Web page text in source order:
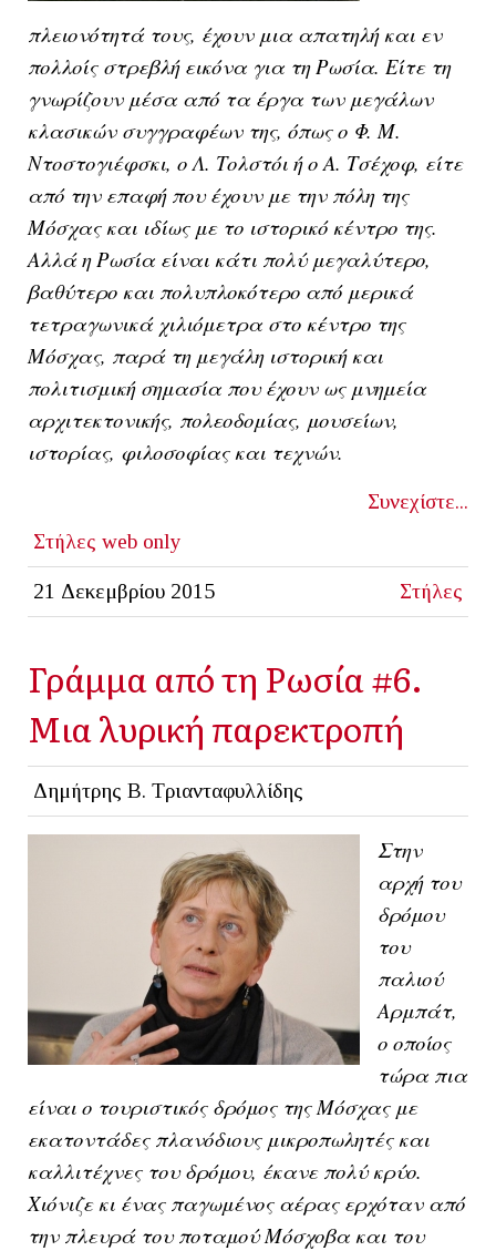
πλειονότητά τους, έχουν μια απατηλή και εν
πολλοίς στρεβλή εικόνα για τη Ρωσία. Είτε τη
γνωρίζουν μέσα από τα έργα των μεγάλων
κλασικών συγγραφέων της, όπως ο Φ. Μ.
Ντοστογιέφσκι, ο Λ. Τολστόι ή ο Α. Τσέχοφ, είτε
από την επαφή που έχουν με την πόλη της
Μόσχας και ιδίως με το ιστορικό κέντρο της.
Αλλά η Ρωσία είναι κάτι πολύ μεγαλύτερο,
βαθύτερο και πολυπλοκότερο από μερικά
τετραγωνικά χιλιόμετρα στο κέντρο της
Μόσχας, παρά τη μεγάλη ιστορική και
πολιτισμική σημασία που έχουν ως μνημεία
αρχιτεκτονικής, πολεοδομίας, μουσείων,
ιστορίας, φιλοσοφίας και τεχνών.
Συνεχίστε...
Στήλες web only
21 Δεκεμβρίου 2015 Στήλες
Γράμμα από τη Ρωσία #6.
Μια λυρική παρεκτροπή
Δημήτρης Β. Τριανταφυλλίδης
Στην
αρχή του
δρόμου
του
παλιού
Αρμπάτ,
ο οποίος
τώρα πια
είναι ο τουριστικός δρόμος της Μόσχας με
εκατοντάδες πλανόδιους μικροπωλητές και
καλλιτέχνες του δρόμου, έκανε πολύ κρύο.
Χιόνιζε κι ένας παγωμένος αέρας ερχόταν από
την πλευρά του ποταμού Μόσχοβα και του